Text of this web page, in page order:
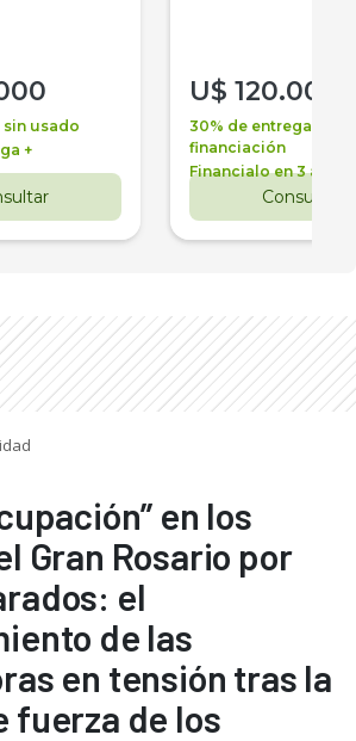
usado
+
U$ 120.000
30% de entrega +
financiación
Financialo en 3 años
Consultar
en los
Gran Rosario por
el
de las
en tensión tras la
fuerza de los